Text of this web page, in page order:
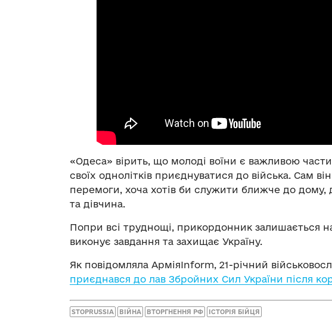
«Одеса» вірить, що молоді воїни є важливою
своїх однолітків приєднуватися до війська. Сам
перемоги, хоча хотів би служити ближче до дому,
та дівчина.
Попри всі труднощі, прикордонник залишається
виконує завдання та захищає Україну.
Як повідомляла АрміяInform, 21-річний
приєднався до лав Збройних Сил України після
STOPRUSSIA ВІЙНА ВТОРГНЕННЯ РФ ІСТОРІЯ БІЙЦЯ